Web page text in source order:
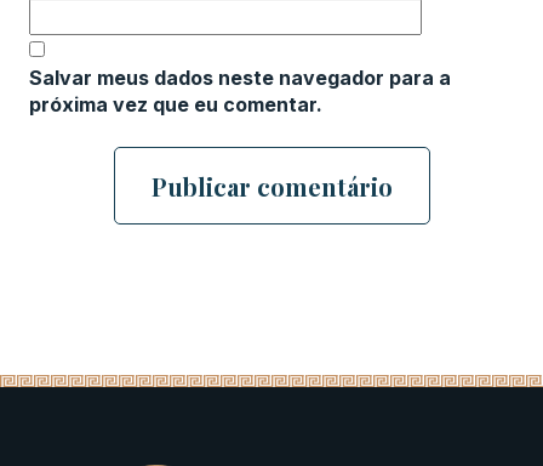
Salvar meus dados neste navegador para a
próxima vez que eu comentar.